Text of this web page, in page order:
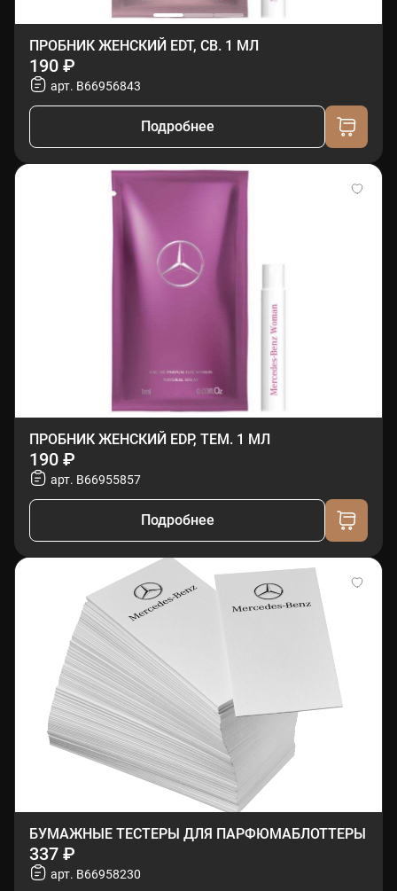
ПРОБНИК ЖЕНСКИЙ EDT, СВ. 1 МЛ
190 ₽
арт. B66956843
Подробнее
ПРОБНИК ЖЕНСКИЙ EDP, ТЕМ. 1 МЛ
190 ₽
арт. B66955857
Подробнее
БУМАЖНЫЕ ТЕСТЕРЫ ДЛЯ ПАРФЮМАБЛОТТЕРЫ
337 ₽
арт. B66958230